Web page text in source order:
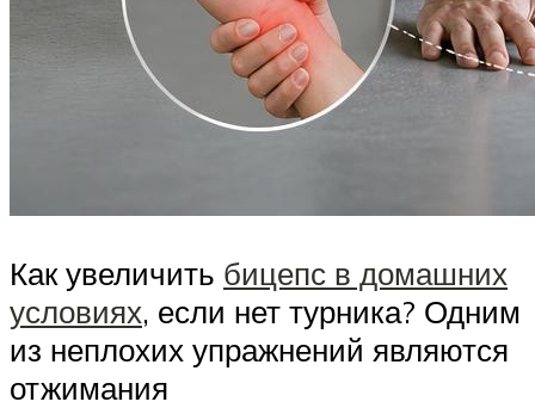
Как увеличить бицепс в домашних
условиях, если нет турника? Одним
из неплохих упражнений являются
отжимания